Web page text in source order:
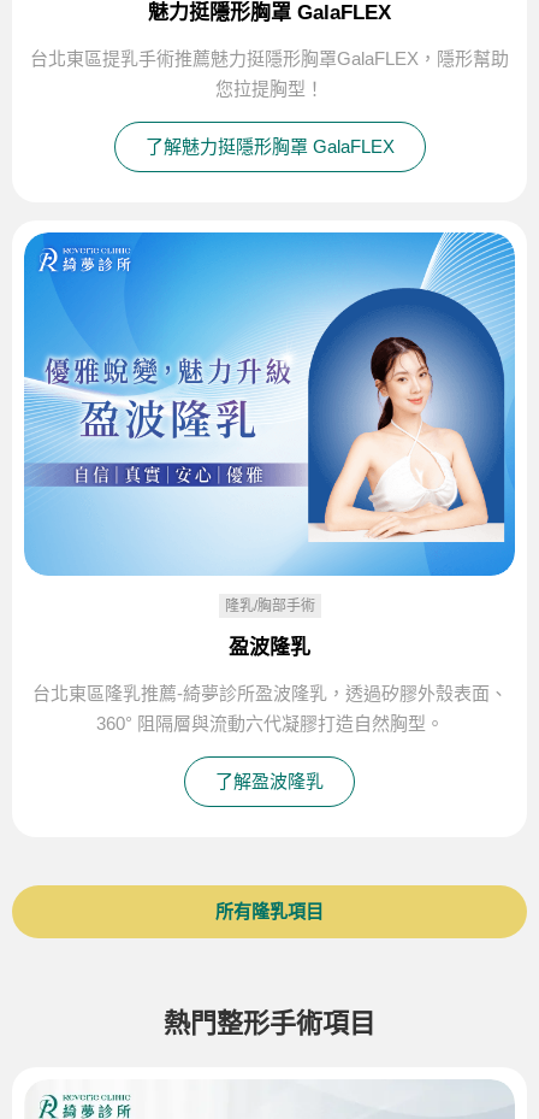
魅力挺隱形胸罩 GalaFLEX
台北東區提乳手術推薦魅力挺隱形胸罩GalaFLEX，隱形幫助
您拉提胸型！
了解魅力挺隱形胸罩 GalaFLEX
隆乳/胸部手術
盈波隆乳
台北東區隆乳推薦-綺夢診所盈波隆乳，透過矽膠外殼表面、
360° 阻隔層與流動六代凝膠打造自然胸型。
了解盈波隆乳
所有隆乳項目
熱門整形手術項目